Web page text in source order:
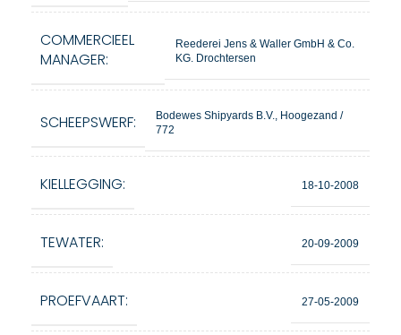
COMMERCIEEL
MANAGER:
Reederei Jens & Waller GmbH & Co.
KG. Drochtersen
SCHEEPSWERF:
Bodewes Shipyards B.V., Hoogezand /
772
KIELLEGGING: 18-10-2008
TEWATER: 20-09-2009
PROEFVAART: 27-05-2009